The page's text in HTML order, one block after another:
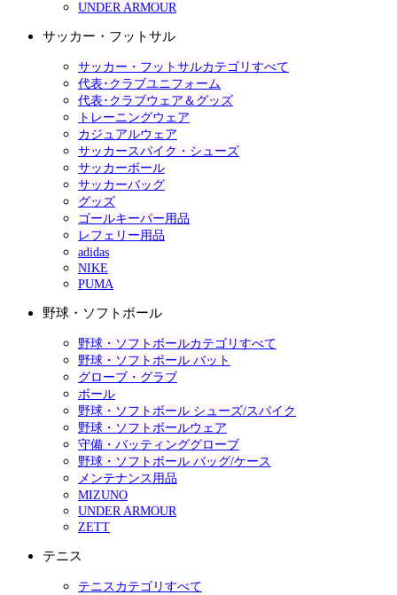
UNDER ARMOUR
サッカー・フットサル
サッカー・フットサルカテゴリすべて
代表･クラブユニフォーム
代表･クラブウェア＆グッズ
トレーニングウェア
カジュアルウェア
サッカースパイク・シューズ
サッカーボール
サッカーバッグ
グッズ
ゴールキーパー用品
レフェリー用品
adidas
NIKE
PUMA
野球・ソフトボール
野球・ソフトボールカテゴリすべて
野球・ソフトボール バット
グローブ・グラブ
ボール
野球・ソフトボール シューズ/スパイク
野球・ソフトボールウェア
守備・バッティンググローブ
野球・ソフトボール バッグ/ケース
メンテナンス用品
MIZUNO
UNDER ARMOUR
ZETT
テニス
テニスカテゴリすべて